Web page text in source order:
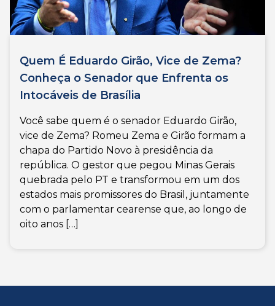
Quem É Eduardo Girão, Vice de Zema?
Conheça o Senador que Enfrenta os
Intocáveis de Brasília
Você sabe quem é o senador Eduardo Girão,
vice de Zema? Romeu Zema e Girão formam a
chapa do Partido Novo à presidência da
república. O gestor que pegou Minas Gerais
quebrada pelo PT e transformou em um dos
estados mais promissores do Brasil, juntamente
com o parlamentar cearense que, ao longo de
oito anos […]